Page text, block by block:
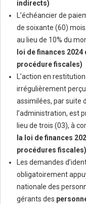
indirects)
L’échéancier de
de soixante (60)
au lieu de 10% du
loi de finances
procédure fiscales)
L’action en
irrégulièrement
assimilées, par suite
l’administration, est
lieu de trois (03), à
la loi de finances
procédures fiscales)
Les demandes
obligatoirement
nationale des
gérants des